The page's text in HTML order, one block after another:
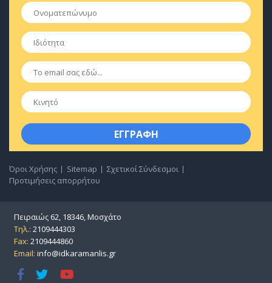
Ονοματεπώνυμο
Ιδιότητα
Email
Κινητό
Όροι Χρήσης Sitemap
Σχετικοί Σύνδεσμοι
Προτιμήσεις απορρήτου
Πειραιώς 62, 18346, Μοσχάτο
Τηλ.: 2109444303
Fax: 2109444860
Email: info@idkaramanlis.gr